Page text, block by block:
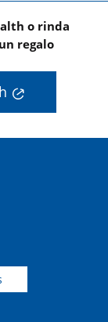
o rinda
regalo